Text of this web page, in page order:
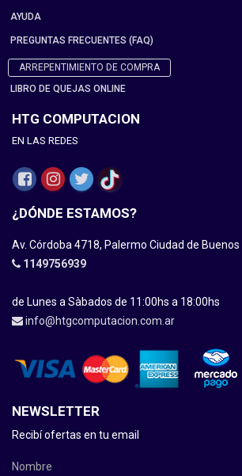
AYUDA
PREGUNTAS FRECUENTES (FAQ)
ARREPENTIMIENTO DE COMPRA
LIBRO DE QUEJAS ONLINE
HTG COMPUTACION
EN LAS REDES
¿DÓNDE ESTAMOS?
Av. Córdoba 4718, Palermo Ciudad de Buenos
1149756939
de Lunes a Sàbados de 11:00hs a 18:00hs
info@htgcomputacion.com.ar
NEWSLETTER
Recibí ofertas en tu email